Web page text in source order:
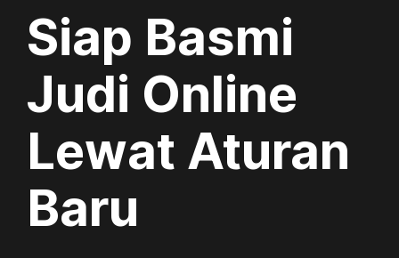
Siap Basmi
Judi Online
Lewat Aturan
Baru